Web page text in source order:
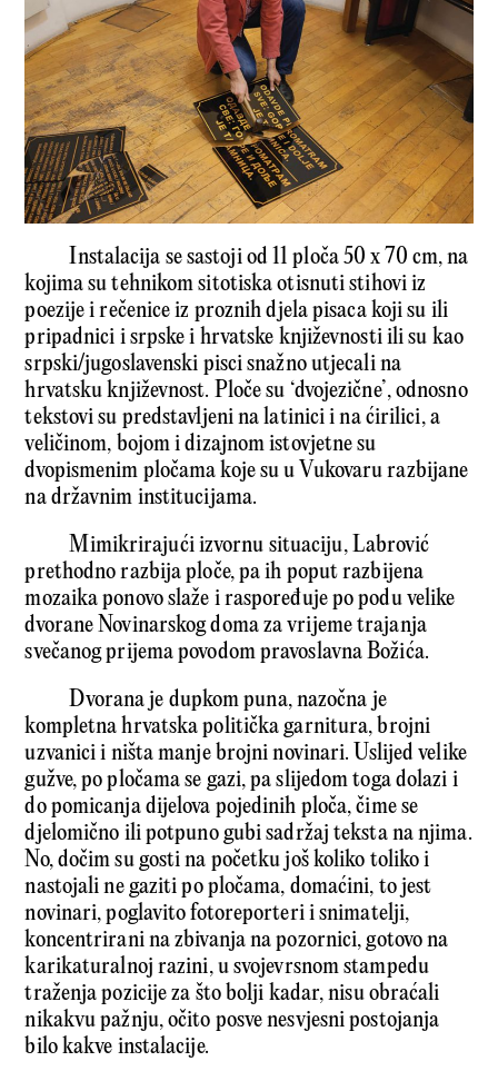
Instalacija se sastoji od 11 ploča 50 x 70 cm, na
kojima su tehnikom sitotiska otisnuti stihovi iz
poezije i rečenice iz proznih djela pisaca koji su ili
pripadnici i srpske i hrvatske književnosti ili su kao
srpski/jugoslavenski pisci snažno utjecali na
hrvatsku književnost. Ploče su ‘dvojezične’, odnosno
tekstovi su predstavljeni na latinici i na ćirilici, a
veličinom, bojom i dizajnom istovjetne su
dvopismenim pločama koje su u Vukovaru razbijane
na državnim institucijama.
Mimikrirajući izvornu situaciju, Labrović
prethodno razbija ploče, pa ih poput razbijena
mozaika ponovo slaže i raspoređuje po podu velike
dvorane Novinarskog doma za vrijeme trajanja
svečanog prijema povodom pravoslavna Božića.
Dvorana je dupkom puna, nazočna je
kompletna hrvatska politička garnitura, brojni
uzvanici i ništa manje brojni novinari. Uslijed velike
gužve, po pločama se gazi, pa slijedom toga dolazi i
do pomicanja dijelova pojedinih ploča, čime se
djelomično ili potpuno gubi sadržaj teksta na njima.
No, dočim su gosti na početku još koliko toliko i
nastojali ne gaziti po pločama, domaćini, to jest
novinari, poglavito fotoreporteri i snimatelji,
koncentrirani na zbivanja na pozornici, gotovo na
karikaturalnoj razini, u svojevrsnom stampedu
traženja pozicije za što bolji kadar, nisu obraćali
nikakvu pažnju, očito posve nesvjesni postojanja
bilo kakve instalacije.